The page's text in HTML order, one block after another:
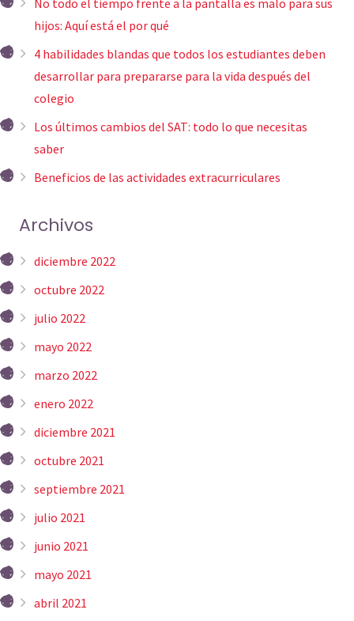
hijos: Aquí está el por qué
4 habilidades blandas que todos los estudiantes deben
desarrollar para prepararse para la vida después del
colegio
Los últimos cambios del SAT: todo lo que necesitas
saber
Beneficios de las actividades extracurriculares
Archivos
diciembre 2022
octubre 2022
julio 2022
mayo 2022
marzo 2022
enero 2022
diciembre 2021
octubre 2021
septiembre 2021
julio 2021
junio 2021
mayo 2021
abril 2021